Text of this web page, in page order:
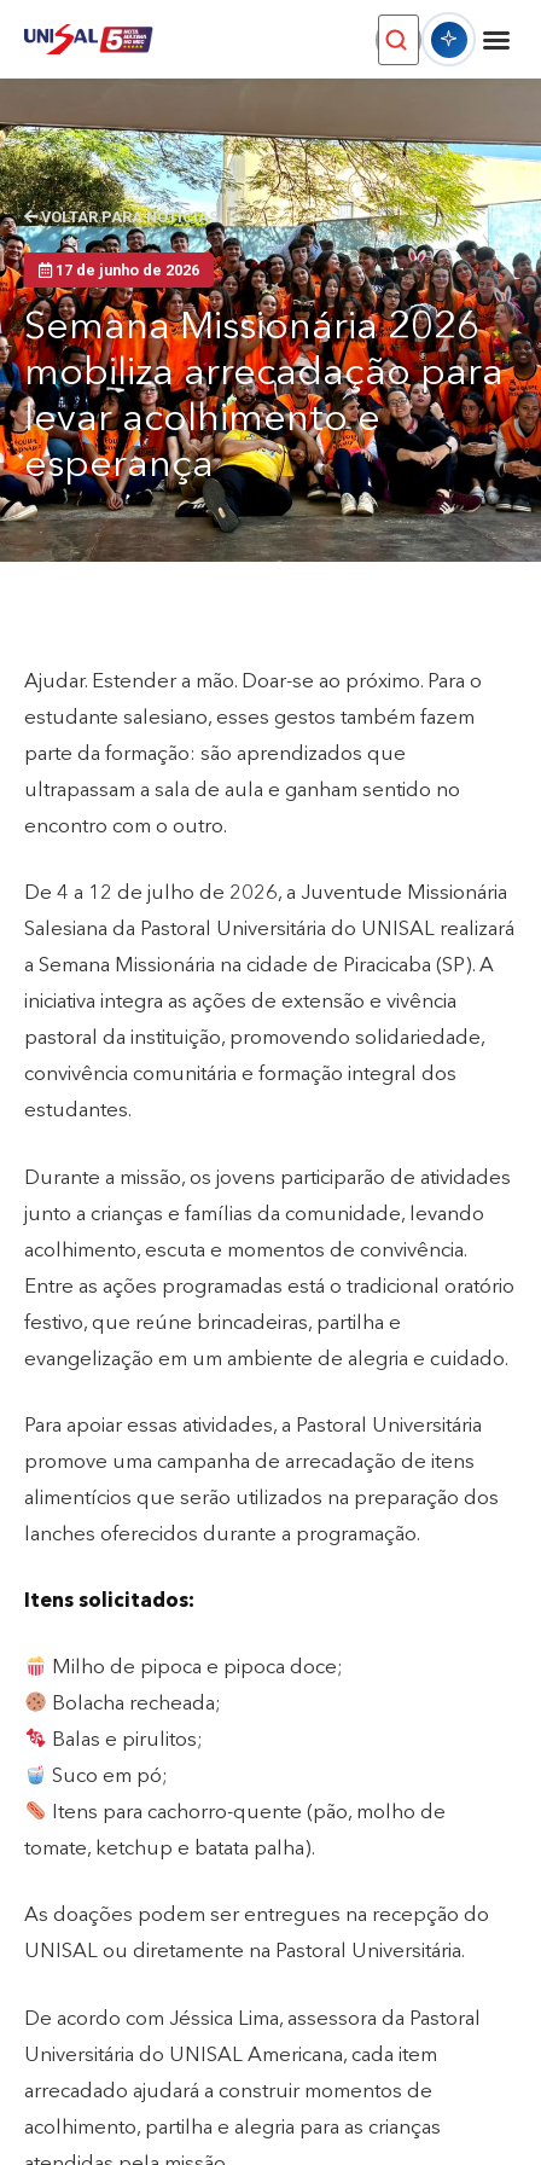
VOLTAR PARA NOTÍCIAS
17 de junho de 2026
Semana Missionária 2026
mobiliza arrecadação para
levar acolhimento e
esperança
Ajudar. Estender a mão. Doar-se ao próximo. Para o
estudante salesiano, esses gestos também fazem
parte da formação: são aprendizados que
ultrapassam a sala de aula e ganham sentido no
encontro com o outro.
De 4 a 12 de julho de 2026, a Juventude Missionária
Salesiana da Pastoral Universitária do UNISAL realizará
a Semana Missionária na cidade de Piracicaba (SP). A
iniciativa integra as ações de extensão e vivência
pastoral da instituição, promovendo solidariedade,
convivência comunitária e formação integral dos
estudantes.
Durante a missão, os jovens participarão de atividades
junto a crianças e famílias da comunidade, levando
acolhimento, escuta e momentos de convivência.
Entre as ações programadas está o tradicional oratório
festivo, que reúne brincadeiras, partilha e
evangelização em um ambiente de alegria e cuidado.
Para apoiar essas atividades, a Pastoral Universitária
promove uma campanha de arrecadação de itens
alimentícios que serão utilizados na preparação dos
lanches oferecidos durante a programação.
Itens solicitados:
Milho de pipoca e pipoca doce;
Bolacha recheada;
Balas e pirulitos;
Suco em pó;
Itens para cachorro-quente (pão, molho de
tomate, ketchup e batata palha).
As doações podem ser entregues na recepção do
UNISAL ou diretamente na Pastoral Universitária.
De acordo com Jéssica Lima, assessora da Pastoral
Universitária do UNISAL Americana, cada item
arrecadado ajudará a construir momentos de
acolhimento, partilha e alegria para as crianças